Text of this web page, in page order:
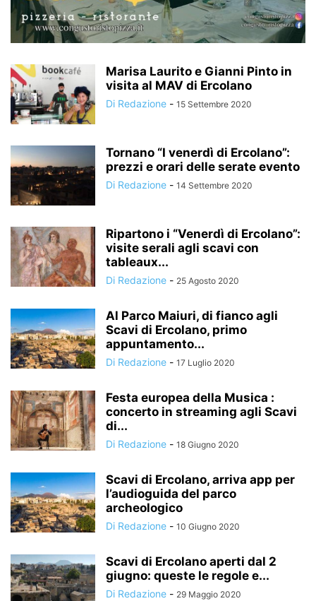
Marisa Laurito e Gianni Pinto in
visita al MAV di Ercolano
Di Redazione - 15 Settembre 2020
Tornano “I venerdì di Ercolano”:
prezzi e orari delle serate evento
Di Redazione - 14 Settembre 2020
Ripartono i “Venerdì di Ercolano”:
visite serali agli scavi con
tableaux...
Di Redazione - 25 Agosto 2020
Al Parco Maiuri, di fianco agli
Scavi di Ercolano, primo
appuntamento...
Di Redazione - 17 Luglio 2020
Festa europea della Musica :
concerto in streaming agli Scavi
di...
Di Redazione - 18 Giugno 2020
Scavi di Ercolano, arriva app per
l’audioguida del parco
archeologico
Di Redazione - 10 Giugno 2020
Scavi di Ercolano aperti dal 2
giugno: queste le regole e...
Di Redazione - 29 Maggio 2020